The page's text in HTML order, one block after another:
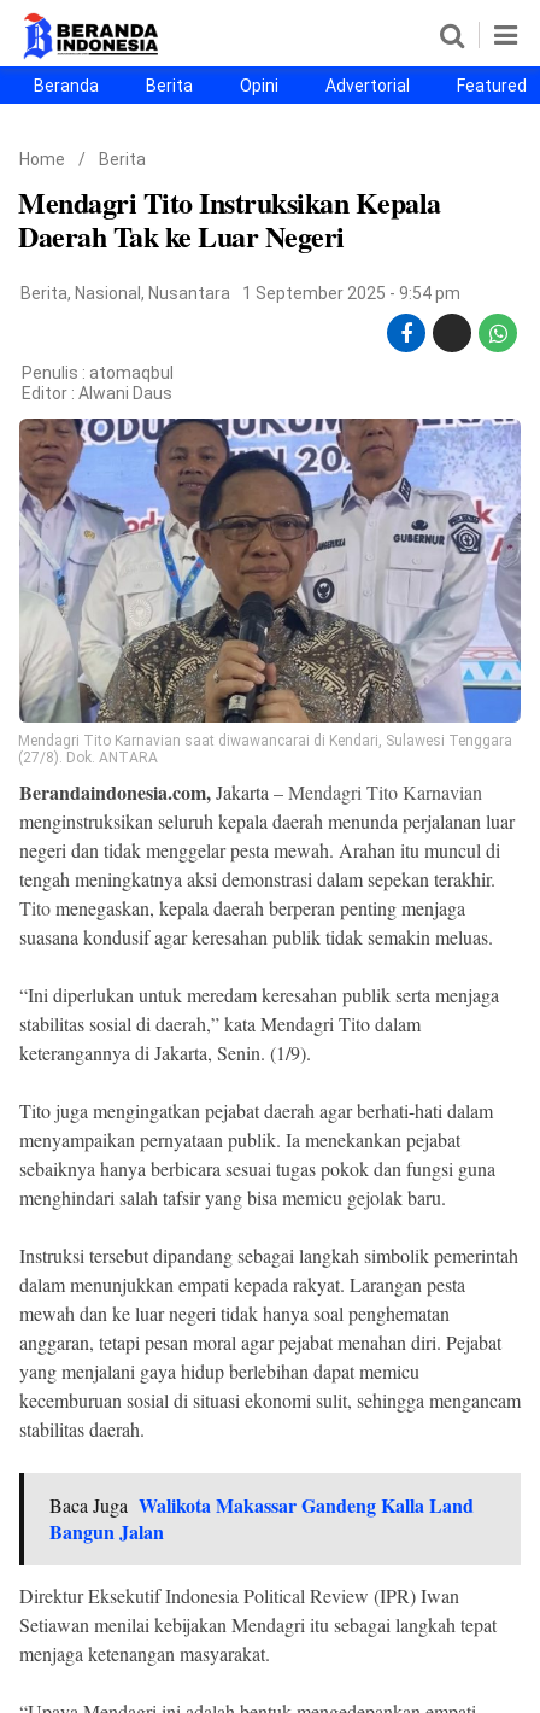
Beranda
Berita
Opini
Advertorial
Featured
Beranda25
SEGMEN
Nusantara
Jabodetabek
Sulselbar
Kota Makassar
©
Copyright
2026
Beranda
Indonesia
Right
Reserved
Beranda Berita Opini Advertorial Featured
Home / Berita
Mendagri Tito Instruksikan Kepala
Daerah Tak ke Luar Negeri
Berita, Nasional , Nusantara 1 September 2025 - 9:54 pm
Penulis : atomaqbul
Editor : Alwani Daus
Mendagri Tito Karnavian saat diwawancarai di Kendari, Sulawesi Tenggara
(27/8). Dok. ANTARA
Berandaindonesia.com,Jakarta –Mendagri Tito Karnavian
menginstruksikan seluruh kepala daerah menunda perjalanan luar
negeri dan tidak menggelar pesta mewah. Arahan itu muncul di
tengah meningkatnya aksi demonstrasi dalam sepekan terakhir.
Titomenegaskan, kepala daerah berperan penting menjaga
suasana kondusif agar keresahan publik tidak semakin meluas.
“Ini diperlukan untuk meredam keresahan publik serta menjaga
stabilitas sosial di daerah,” kata Mendagri Tito dalam
keterangannya di Jakarta, Senin. (1/9).
Tito juga mengingatkan pejabat daerah agar berhati-hati dalam
menyampaikan pernyataan publik. Ia menekankan pejabat
sebaiknya hanya berbicara sesuai tugas pokok dan fungsi guna
menghindari salah tafsir yang bisa memicu gejolak baru.
Instruksi tersebut dipandang sebagai langkah simbolik pemerintah
dalam menunjukkan empati kepada rakyat. Larangan pesta
mewah dan ke luar negeri tidak hanya soal penghematan
anggaran, tetapi pesan moral agar pejabat menahan diri. Pejabat
yang menjalani gaya hidup berlebihan dapat memicu
kecemburuan sosial di situasi ekonomi sulit, sehingga mengancam
stabilitas daerah.
Baca Juga Walikota Makassar Gandeng Kalla Land
Bangun Jalan
Direktur Eksekutif Indonesia Political Review (IPR) Iwan
Setiawan menilai kebijakan Mendagri itu sebagai langkah tepat
menjaga ketenangan masyarakat.